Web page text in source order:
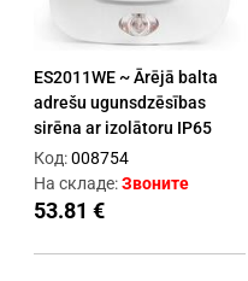
ES2011WE ~ Ārējā balta
adrešu ugunsdzēsības
sirēna ar izolātoru IP65
Код:008754
На складе:Звоните
53.81 €